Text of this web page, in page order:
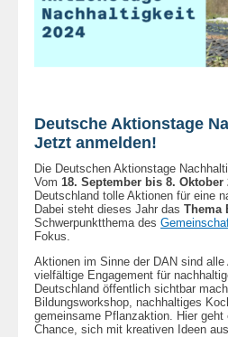
Deutsche Aktionstage
Jetzt anmelden!
Die Deutschen Aktionstage
Vom 18. September bis 8. Oktober
Deutschland tolle Aktionen für eine
Dabei steht dieses Jahr das Thema
Schwerpunktthema des
Fokus.
Aktionen im Sinne der DAN sind
vielfältige Engagement für
Deutschland öffentlich sichtbar
Bildungsworkshop, nachhaltiges
gemeinsame Pflanzaktion. Hier
Chance, sich mit kreativen Ideen